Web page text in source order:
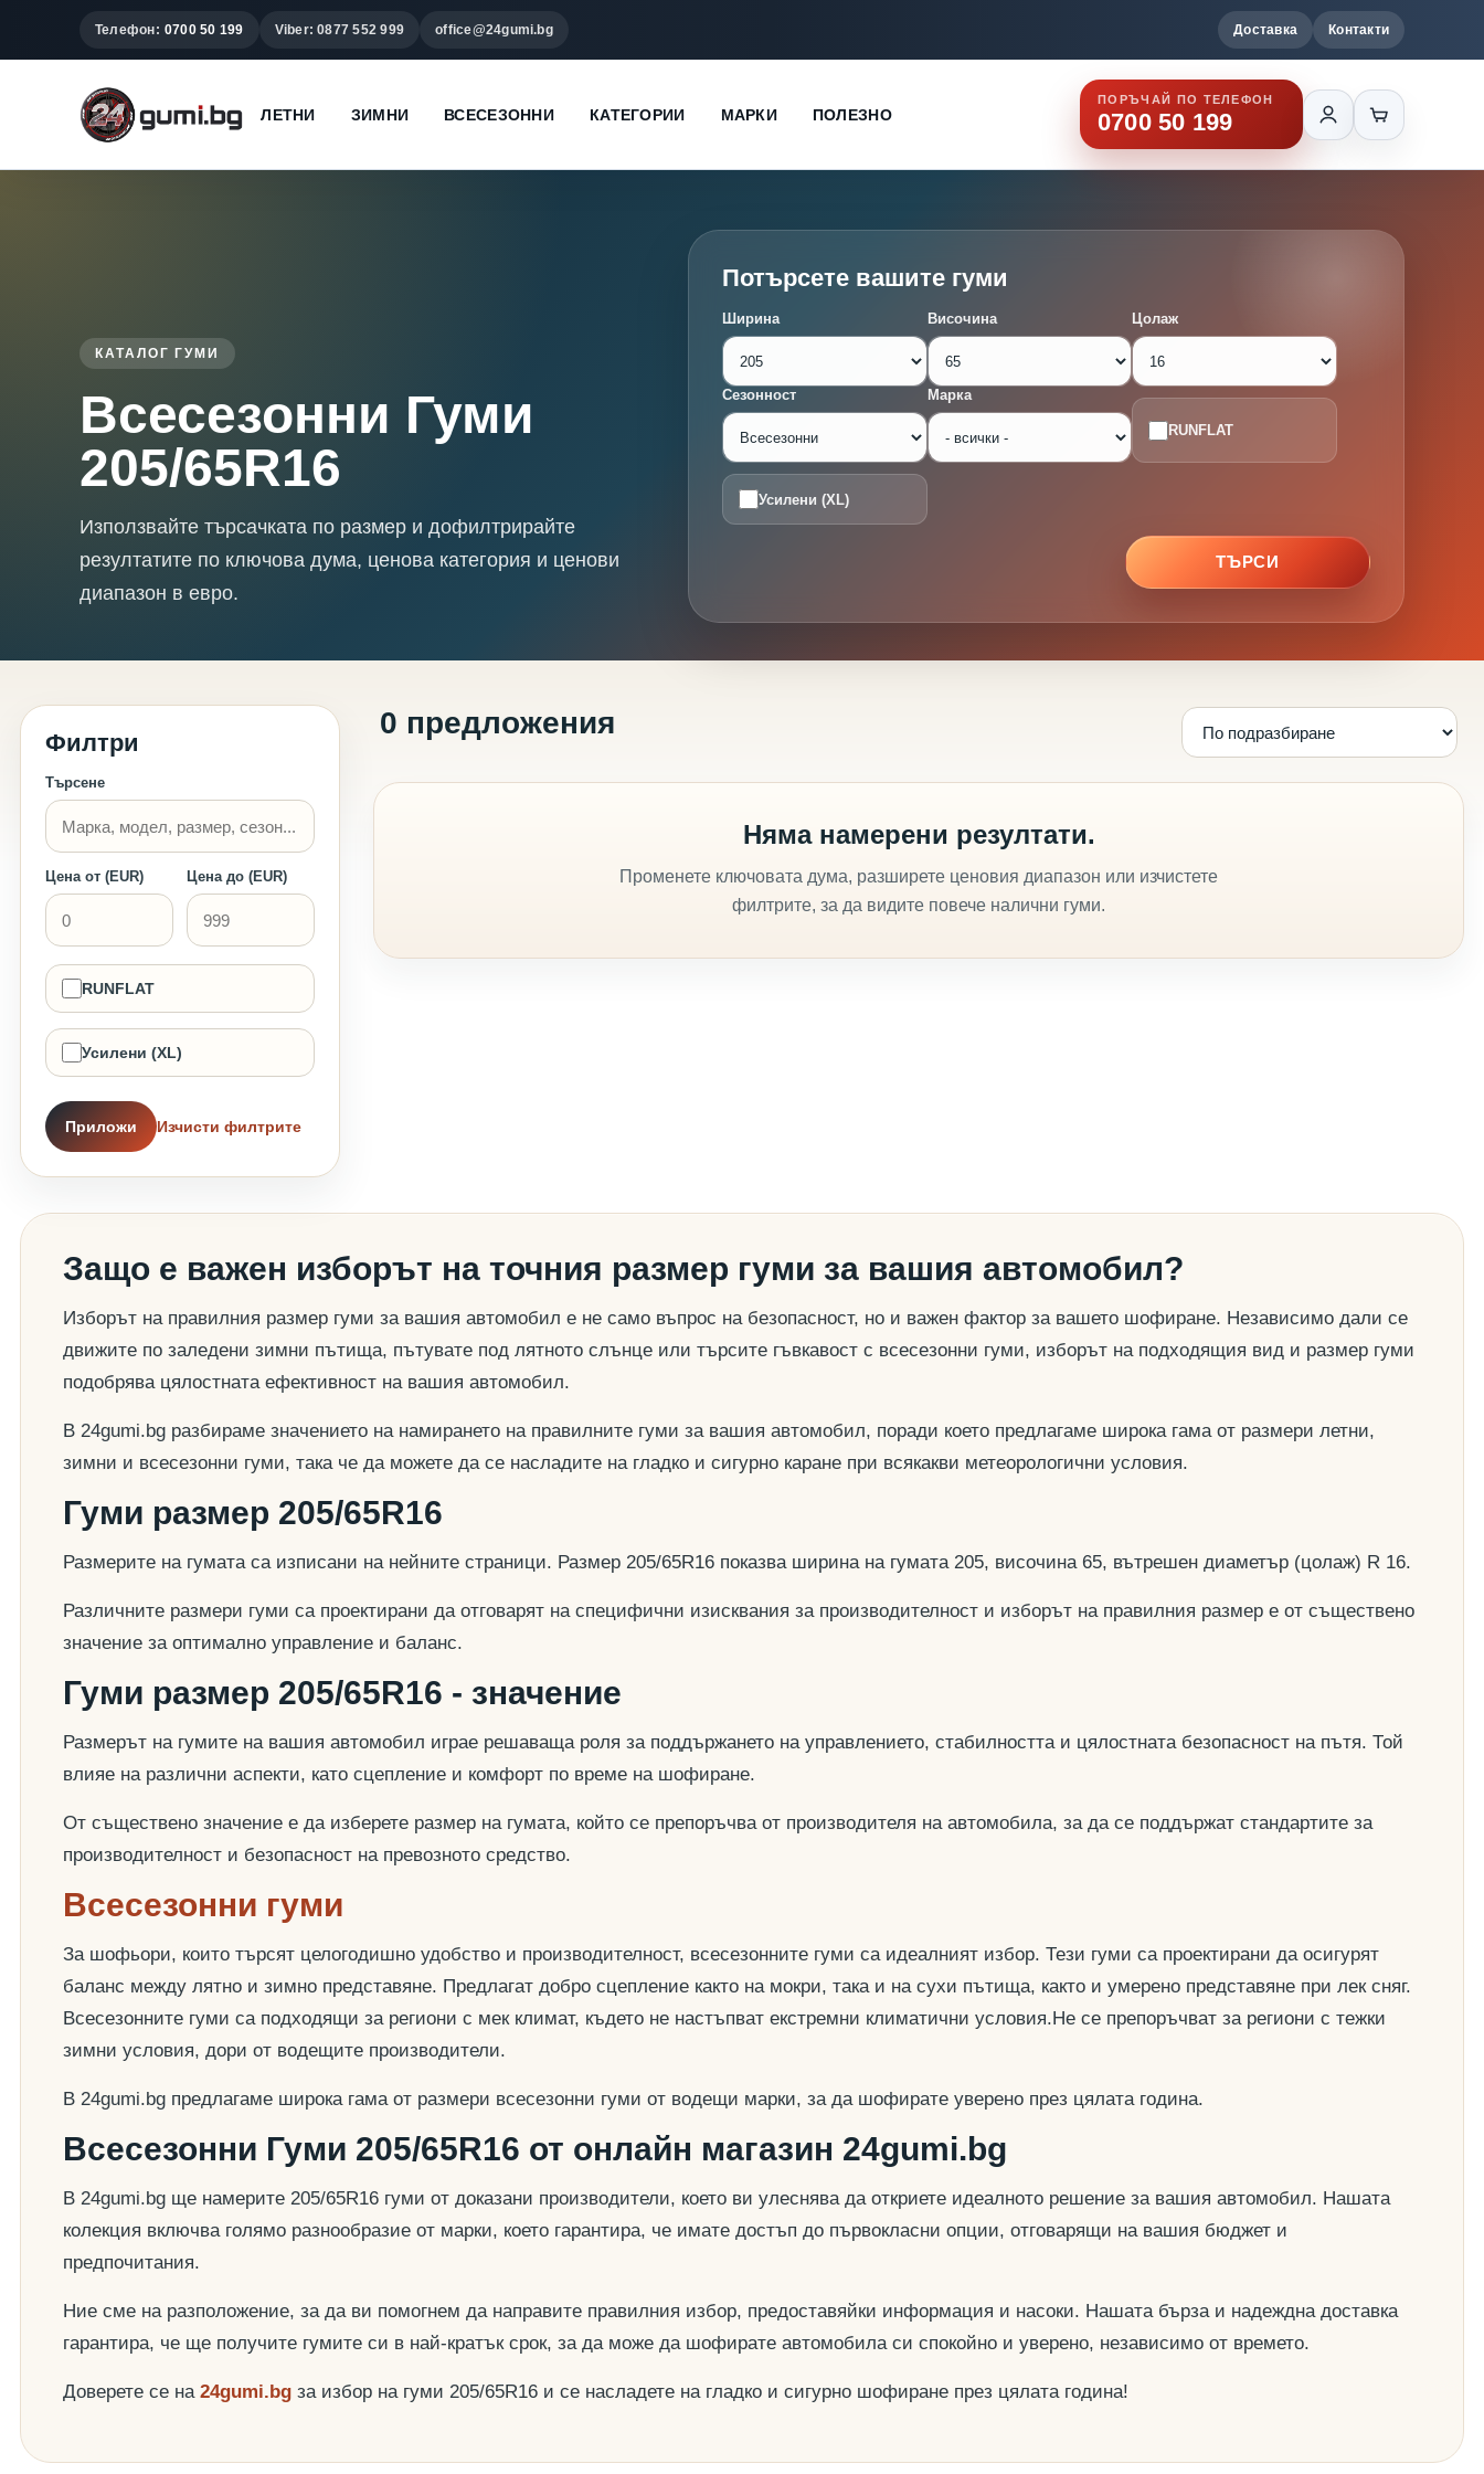
Телефон: 0700 50 199 Viber: 0877 552 999 office@24gumi.bg Доставка Контакти
ЛЕТНИ ЗИМНИ ВСЕСЕЗОННИ КАТЕГОРИИ МАРКИ ПОЛЕЗНО
ПОРЪЧАЙ ПО ТЕЛЕФОН
0700 50 199
КАТАЛОГ ГУМИ
Всесезонни Гуми
205/65R16
Използвайте търсачката по размер и дофилтрирайте
резултатите по ключова дума, ценова категория и ценови
диапазон в евро.
Потърсете вашите гуми
Ширина Височина Цолаж
Сезонност Марка
RUNFLAT
Усилени (XL)
ТЪРСИ
Филтри
Търсене
Цена от (EUR) Цена до (EUR)
RUNFLAT
Усилени (XL)
Приложи Изчисти филтрите
0 предложения
Няма намерени резултати.
Променете ключовата дума, разширете ценовия диапазон или изчистете
филтрите, за да видите повече налични гуми.
Защо е важен изборът на точния размер гуми за вашия автомобил?
Изборът на правилния размер гуми за вашия автомобил е не само въпрос на безопасност, но и важен фактор за вашето шофиране. Независимо дали се
движите по заледени зимни пътища, пътувате под лятното слънце или търсите гъвкавост с всесезонни гуми, изборът на подходящия вид и размер гуми
подобрява цялостната ефективност на вашия автомобил.
В 24gumi.bg разбираме значението на намирането на правилните гуми за вашия автомобил, поради което предлагаме широка гама от размери летни,
зимни и всесезонни гуми, така че да можете да се насладите на гладко и сигурно каране при всякакви метеорологични условия.
Гуми размер 205/65R16
Размерите на гумата са изписани на нейните страници. Размер 205/65R16 показва ширина на гумата 205, височина 65, вътрешен диаметър (цолаж) R 16.
Различните размери гуми са проектирани да отговарят на специфични изисквания за производителност и изборът на правилния размер е от съществено
значение за оптимално управление и баланс.
Гуми размер 205/65R16 - значение
Размерът на гумите на вашия автомобил играе решаваща роля за поддържането на управлението, стабилността и цялостната безопасност на пътя. Той
влияе на различни аспекти, като сцепление и комфорт по време на шофиране.
От съществено значение е да изберете размер на гумата, който се препоръчва от производителя на автомобила, за да се поддържат стандартите за
производителност и безопасност на превозното средство.
Всесезонни гуми
За шофьори, които търсят целогодишно удобство и производителност, всесезонните гуми са идеалният избор. Тези гуми са проектирани да осигурят
баланс между лятно и зимно представяне. Предлагат добро сцепление както на мокри, така и на сухи пътища, както и умерено представяне при лек сняг.
Всесезонните гуми са подходящи за региони с мек климат, където не настъпват екстремни климатични условия.Не се препоръчват за региони с тежки
зимни условия, дори от водещите производители.
В 24gumi.bg предлагаме широка гама от размери всесезонни гуми от водещи марки, за да шофирате уверено през цялата година.
Всесезонни Гуми 205/65R16 от онлайн магазин 24gumi.bg
В 24gumi.bg ще намерите 205/65R16 гуми от доказани производители, което ви улеснява да откриете идеалното решение за вашия автомобил. Нашата
колекция включва голямо разнообразие от марки, което гарантира, че имате достъп до първокласни опции, отговарящи на вашия бюджет и
предпочитания.
Ние сме на разположение, за да ви помогнем да направите правилния избор, предоставяйки информация и насоки. Нашата бърза и надеждна доставка
гарантира, че ще получите гумите си в най-кратък срок, за да може да шофирате автомобила си спокойно и уверено, независимо от времето.
Доверете се на 24gumi.bg за избор на гуми 205/65R16 и се насладете на гладко и сигурно шофиране през цялата година!